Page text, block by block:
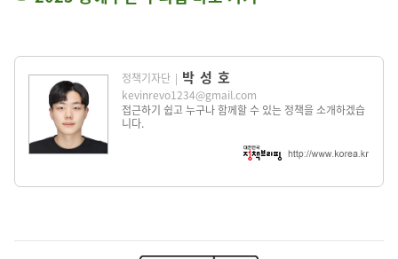
정책기자단 | 박성호
kevinrevo1234@gmail.com
접근하기 쉽고 누구나 함께할 수 있는 정책을 소개하겠습
니다.